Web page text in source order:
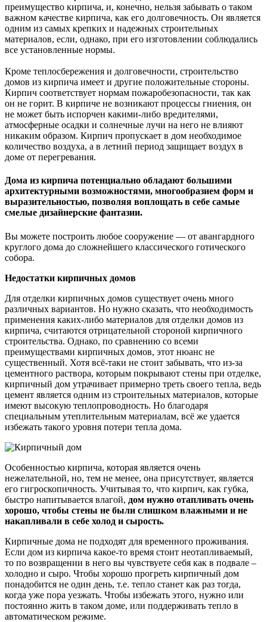
преимущество кирпича, и, конечно, нельзя забывать о таком
важном качестве кирпича, как его долговечность. Он является
одним из самых крепких и надежных строительных
материалов, если, однако, при его изготовлении соблюдались
все установленные нормы.
Кроме теплосбережения и долговечности, строительство
домов из кирпича имеет и другие положительные стороны.
Кирпич соответствует нормам пожаробезопасности, так как
он не горит. В кирпиче не возникают процессы гниения, он
не может быть испорчен какими-либо вредителями,
атмосферные осадки и солнечные лучи на него не влияют
никаким образом. Кирпич пропускает в дом необходимое
количество воздуха, а в летний период защищает воздух в
доме от перегревания.
Дома из кирпича потенциально обладают большими
архитектурными возможностями, многообразием форм и
выразительностью, позволяя воплощать в себе самые
смелые дизайнерские фантазии.
Вы можете построить любое сооружение — от авангардного
круглого дома до сложнейшего классического готического
собора.
Недостатки кирпичных домов
Для отделки кирпичных домов существует очень много
различных вариантов. Но нужно сказать, что необходимость
применения каких-либо материалов для отделки домов из
кирпича, считаются отрицательной стороной кирпичного
строительства. Однако, по сравнению со всеми
преимуществами кирпичных домов, этот нюанс не
существенный. Хотя всё-таки не стоит забывать, что из-за
цементного раствора, которым покрывают стены при отделке,
кирпичный дом утрачивает примерно треть своего тепла, ведь
цемент является одним из строительных материалов, которые
имеют высокую теплопроводность. Но благодаря
специальным утеплительным материалам, всё же удается
избежать такого уровня потери тепла дома.
Особенностью кирпича, которая является очень
нежелательной, но, тем не менее, она присутствует, является
его гигроскопичность. Учитывая то, что кирпич, как губка,
быстро напитывается влагой, дом нужно отапливать очень
хорошо, чтобы стены не были слишком влажными и не
накапливали в себе холод и сырость.
Кирпичные дома не подходят для временного проживания.
Если дом из кирпича какое-то время стоит неотапливаемый,
то по возвращении в него вы чувствуете себя как в подвале –
холодно и сыро. Чтобы хорошо прогреть кирпичный дом
понадобится не один день, т.е. тепло станет как раз тогда,
когда уже пора уезжать. Чтобы избежать этого, нужно или
постоянно жить в таком доме, или поддерживать тепло в
автоматическом режиме.